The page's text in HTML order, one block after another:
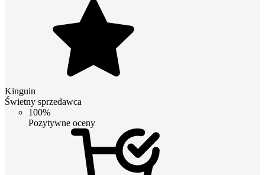
Kinguin
Świetny sprzedawca
100%
Pozytywne oceny